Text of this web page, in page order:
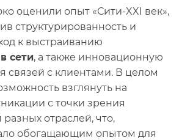
оценили опыт «Сити-XXI век»,
структурированность и
к выстраиванию
сети, а также инновационную
связей с клиентами. В целом
взглянуть на
с точки зрения
отраслей, что,
обогащающим опытом для